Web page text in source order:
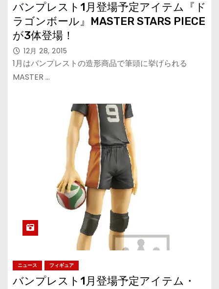
バンプレスト1月登場予定アイテム『ド
ラゴンボール』MASTER STARS PIECE
が3体登場！
12月 28, 2015
1月はバンプレストの造形商品で筆頭に挙げられる
MASTER …
ニュース フィギュア
バンプレスト1月登場予定アイテム・